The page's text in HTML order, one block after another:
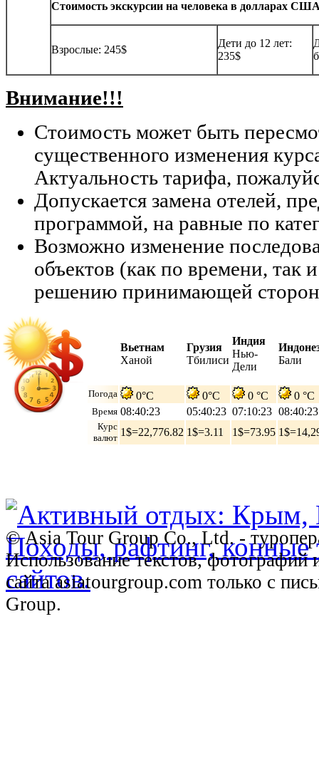
Стоимость экскурсии на человека в долларах
Взрослые: 245$
Дети до 12 лет:
235$
Внимание!!!
Стоимость может быть
существенного изменения
Актуальность тарифа,
Допускается замена отелей,
программой, на равные по
Возможно изменение
объектов (как по времени, так
решению принимающей
Вьетнам
Ханой
Грузия
Тбилиси
Индия
Нью-
Дели
Бали
Погода 0°C 0°C 0 °C 0 °C
Время 08:40:24 05:40:24 07:10:24 08:40:24
Курс
валют 1$=22,776.82 1$=3.11 1$=73.95
© Asia Tour Group Co., Ltd. -
Использование текстов,
сайта asiatourgroup.com только с
Group.